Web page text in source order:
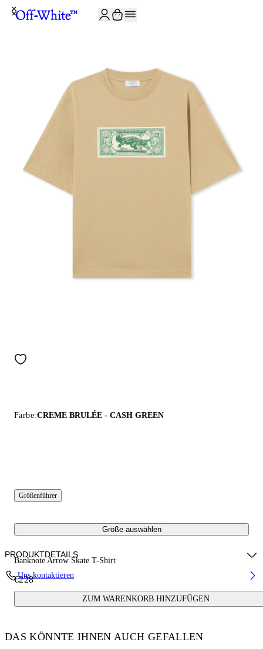
Farbe:CREME BRULÉE - CASH GREEN
Größenführer
Größe auswählen
Banknote Arrow Skate T-Shirt
€228
ZUM WARENKORB HINZUFÜGEN
PRODUKTDETAILS
Fabric:100% Cotton
Uns kontaktieren
DAS KÖNNTE IHNEN AUCH GEFALLEN